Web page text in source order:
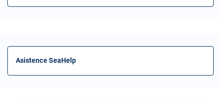
Asistence SeaHelp